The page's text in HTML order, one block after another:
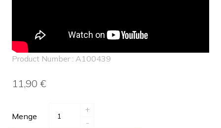
Product Number : A100439
11,90 €
Menge
+
-